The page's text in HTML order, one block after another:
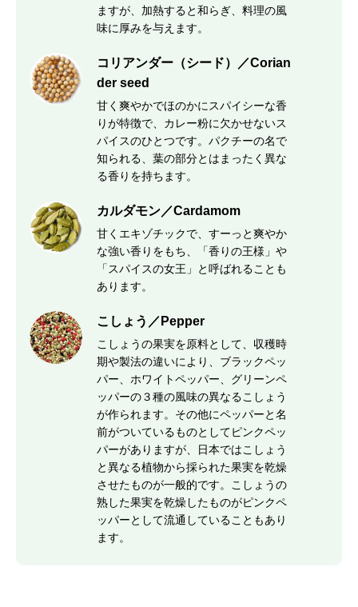
ますが、加熱すると和らぎ、料理の風
味に厚みを与えます。
コリアンダー（シード）／Corian
der seed
甘く爽やかでほのかにスパイシーな香
りが特徴で、カレー粉に欠かせないス
パイスのひとつです。パクチーの名で
知られる、葉の部分とはまったく異な
る香りを持ちます。
カルダモン／Cardamom
甘くエキゾチックで、すーっと爽やか
な強い香りをもち、「香りの王様」や
「スパイスの女王」と呼ばれることも
あります。
こしょう／Pepper
こしょうの果実を原料として、収穫時
期や製法の違いにより、ブラックペッ
パー、ホワイトペッパー、グリーンペ
ッパーの３種の風味の異なるこしょう
が作られます。その他にペッパーと名
前がついているものとしてピンクペッ
パーがありますが、日本ではこしょう
と異なる植物から採られた果実を乾燥
させたものが一般的です。こしょうの
熟した果実を乾燥したものがピンクペ
ッパーとして流通していることもあり
ます。